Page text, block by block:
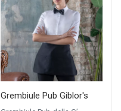
Grembiule Pub Giblor's